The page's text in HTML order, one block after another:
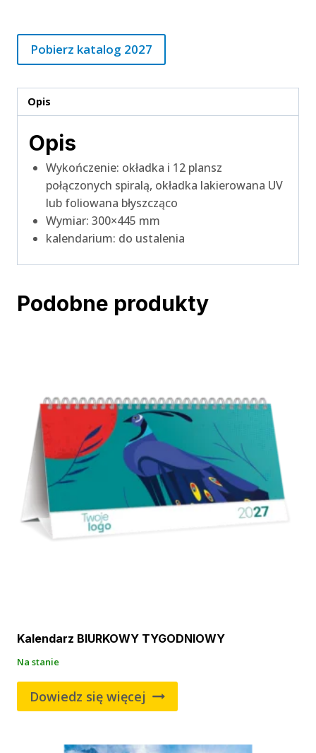
Pobierz katalog 2027
Opis
Opis
Wykończenie: okładka i 12 plansz
połączonych spiralą, okładka lakierowana UV
lub foliowana błyszcząco
Wymiar: 300×445 mm
kalendarium: do ustalenia
Podobne produkty
Kalendarz BIURKOWY TYGODNIOWY
Na stanie
Dowiedz się więcej